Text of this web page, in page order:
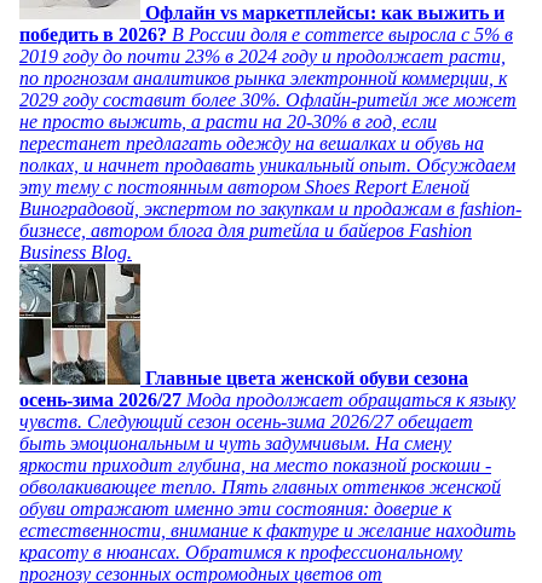
Офлайн vs маркетплейсы: как выжить и
победить в 2026? В России доля e commerce выросла с 5% в
2019 году до почти 23% в 2024 году и продолжает расти,
по прогнозам аналитиков рынка электронной коммерции, к
2029 году составит более 30%. Офлайн-ритейл же может
не просто выжить, а расти на 20-30% в год, если
перестанет предлагать одежду на вешалках и обувь на
полках, и начнет продавать уникальный опыт. Обсуждаем
эту тему с постоянным автором Shoes Report Еленой
Виноградовой, экспертом по закупкам и продажам в fashion-
бизнесе, автором блога для ритейла и байеров Fashion
Business Blog.
Главные цвета женской обуви сезона
осень-зима 2026/27 Мода продолжает обращаться к языку
чувств. Следующий сезон осень-зима 2026/27 обещает
быть эмоциональным и чуть задумчивым. На смену
яркости приходит глубина, на место показной роскоши -
обволакивающее тепло. Пять главных оттенков женской
обуви отражают именно эти состояния: доверие к
естественности, внимание к фактуре и желание находить
красоту в нюансах. Обратимся к профессиональному
прогнозу сезонных остромодных цветов от